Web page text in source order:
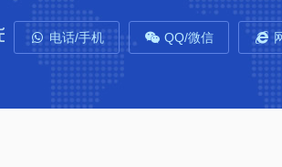
电话/手机 QQ/微信